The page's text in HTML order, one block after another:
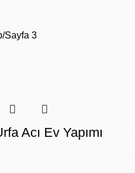
Sayfa 3
Acı Ev Yapımı